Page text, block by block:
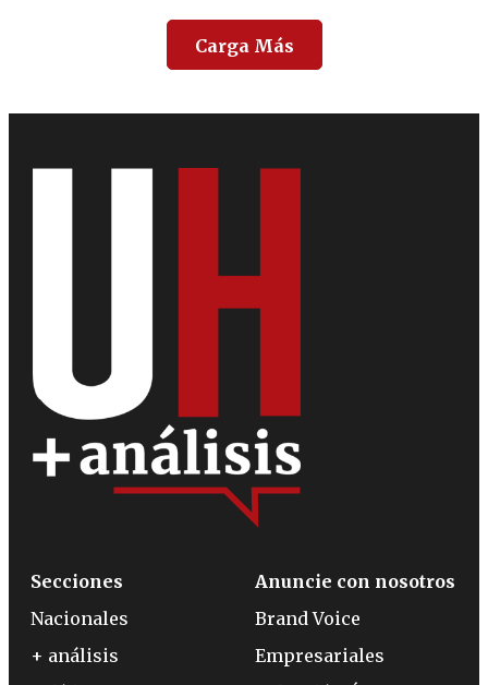
Carga Más
Secciones
Nacionales
+ análisis
Anuncie con nosotros
Brand Voice
Empresariales